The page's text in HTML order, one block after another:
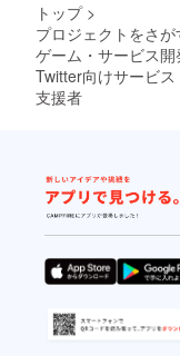
トップ >
プロジェクトをさが
ゲーム・サービス開
Twitter向けサービス
支援者